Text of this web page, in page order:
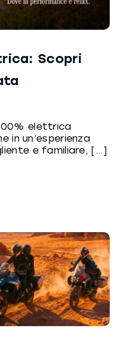
Scopri
elettrica
in un’esperienza
e familiare, [...]